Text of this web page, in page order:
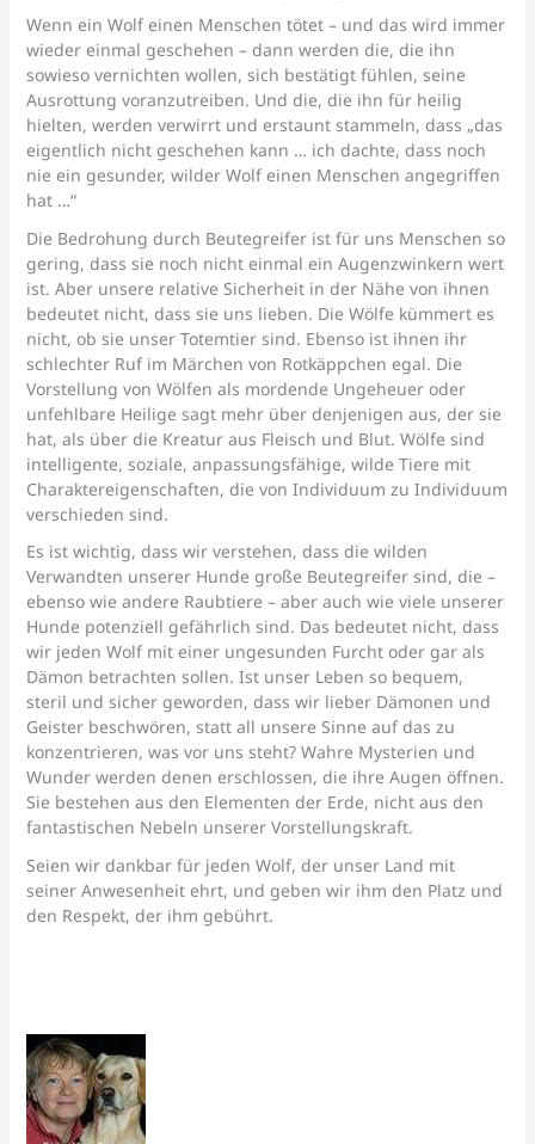
Wenn ein Wolf einen Menschen tötet – und das wird immer
wieder einmal geschehen – dann werden die, die ihn
sowieso vernichten wollen, sich bestätigt fühlen, seine
Ausrottung voranzutreiben. Und die, die ihn für heilig
hielten, werden verwirrt und erstaunt stammeln, dass „das
eigentlich nicht geschehen kann … ich dachte, dass noch
nie ein gesunder, wilder Wolf einen Menschen angegriffen
hat …“
Die Bedrohung durch Beutegreifer ist für uns Menschen so
gering, dass sie noch nicht einmal ein Augenzwinkern wert
ist. Aber unsere relative Sicherheit in der Nähe von ihnen
bedeutet nicht, dass sie uns lieben. Die Wölfe kümmert es
nicht, ob sie unser Totemtier sind. Ebenso ist ihnen ihr
schlechter Ruf im Märchen von Rotkäppchen egal. Die
Vorstellung von Wölfen als mordende Ungeheuer oder
unfehlbare Heilige sagt mehr über denjenigen aus, der sie
hat, als über die Kreatur aus Fleisch und Blut. Wölfe sind
intelligente, soziale, anpassungsfähige, wilde Tiere mit
Charaktereigenschaften, die von Individuum zu Individuum
verschieden sind.
Es ist wichtig, dass wir verstehen, dass die wilden
Verwandten unserer Hunde große Beutegreifer sind, die –
ebenso wie andere Raubtiere – aber auch wie viele unserer
Hunde potenziell gefährlich sind. Das bedeutet nicht, dass
wir jeden Wolf mit einer ungesunden Furcht oder gar als
Dämon betrachten sollen. Ist unser Leben so bequem,
steril und sicher geworden, dass wir lieber Dämonen und
Geister beschwören, statt all unsere Sinne auf das zu
konzentrieren, was vor uns steht? Wahre Mysterien und
Wunder werden denen erschlossen, die ihre Augen öffnen.
Sie bestehen aus den Elementen der Erde, nicht aus den
fantastischen Nebeln unserer Vorstellungskraft.
Seien wir dankbar für jeden Wolf, der unser Land mit
seiner Anwesenheit ehrt, und geben wir ihm den Platz und
den Respekt, der ihm gebührt.